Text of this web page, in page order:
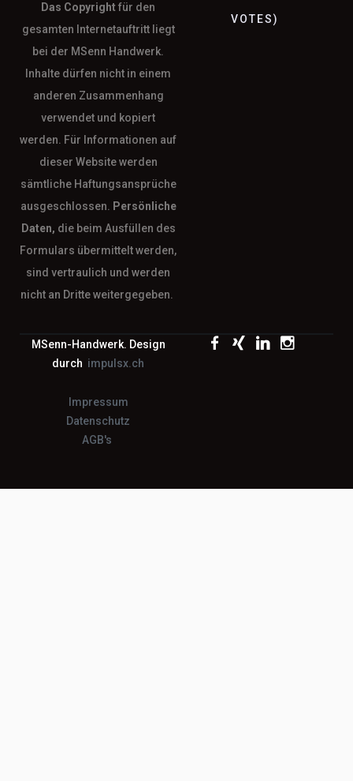
Das Copyrightfür den
gesamten Internetauftritt liegt
bei der MSenn Handwerk.
Inhalte dürfen nicht in einem
anderen Zusammenhang
verwendet und kopiert
werden. Für Informationen auf
dieser Website werden
sämtliche Haftungsansprüche
ausgeschlossen. Persönliche
Daten, die beim Ausfüllen des
Formulars übermittelt werden,
sind vertraulich und werden
nicht an Dritte weitergegeben.
VOTES)
MSenn-Handwerk. Design
durch impulsx.ch
Impressum
Datenschutz
AGB's